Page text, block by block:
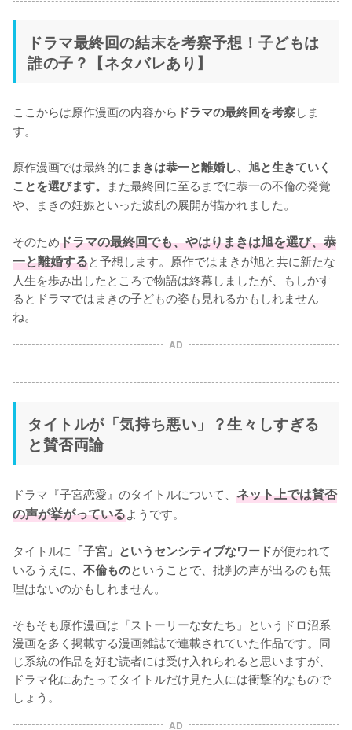
ドラマ最終回の結末を考察予想！子どもは
誰の子？【ネタバレあり】
ここからは原作漫画の内容から ドラマの最終回を考察しま
す。
原作漫画では最終的にまきは恭一と離婚し、旭と生きていく
ことを選びます。 また最終回に至るまでに恭一の不倫の発覚
や、まきの妊娠といった波乱の展開が描かれました。
そのためドラマの最終回でも、やはりまきは旭を選び、恭
一と離婚すると予想します。原作ではまきが旭と共に新たな
人生を歩み出したところで物語は終幕しましたが、もしかす
るとドラマではまきの子どもの姿も見れるかもしれません
ね。
AD
タイトルが「気持ち悪い」？生々しすぎる
と賛否両論
ドラマ『子宮恋愛』のタイトルについて、 ネット上では賛否
の声が挙がっているようです。
タイトルに 「子宮」というセンシティブなワードが使われて
いるうえに、 不倫ものということで、批判の声が出るのも無
理はないのかもしれません。
そもそも原作漫画は『ストーリーな女たち』というドロ沼系
漫画を多く掲載する漫画雑誌で連載されていた作品です。同
じ系統の作品を好む読者には受け入れられると思いますが、
ドラマ化にあたってタイトルだけ見た人には衝撃的なもので
しょう。
AD